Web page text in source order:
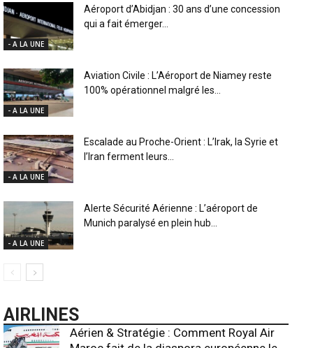
- A LA UNE
Aéroport d’Abidjan : 30 ans d’une concession
qui a fait émerger...
- A LA UNE
Aviation Civile : L’Aéroport de Niamey reste
100% opérationnel malgré les...
- A LA UNE
Escalade au Proche-Orient : L’Irak, la Syrie et
l’Iran ferment leurs...
- A LA UNE
Alerte Sécurité Aérienne : L’aéroport de
Munich paralysé en plein hub...
AIRLINES
Aérien & Stratégie : Comment Royal Air